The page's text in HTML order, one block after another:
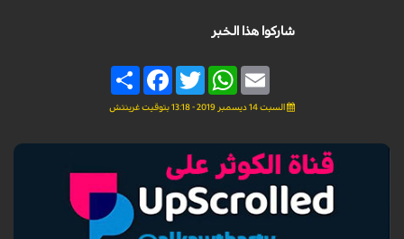
شاركوا هذا الخبر
Share
FacebookTwitter
WhatsAppEmail
السبت 14 ديسمبر 2019 - 13:18 بتوقيت غرينتش